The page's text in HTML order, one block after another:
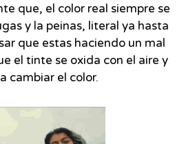
que, el color real siempre se
y la peinas, literal ya hasta
que estas haciendo un mal
el tinte se oxida con el aire y
cambiar el color.